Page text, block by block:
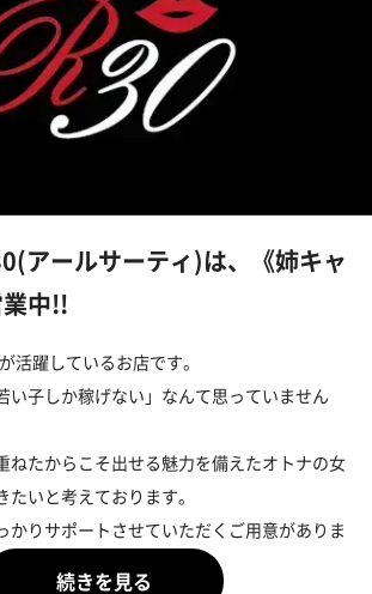
アールサーティ)は、《姉キャ
中!!
活躍しているお店です。
い子しか稼げない」なんて思っていません
ねたからこそ出せる魅力を備えたオトナの女
いと考えております。
かりサポートさせていただくご用意がありま